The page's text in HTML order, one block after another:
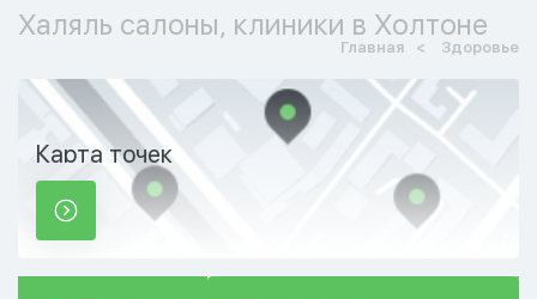
Халяль салоны, клиники в Холтоне
Главная Здоровье
Карта точек